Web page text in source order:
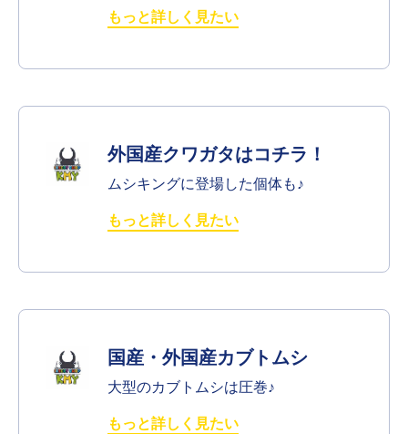
もっと詳しく見たい
外国産クワガタはコチラ！
ムシキングに登場した個体も♪
もっと詳しく見たい
国産・外国産カブトムシ
大型のカブトムシは圧巻♪
もっと詳しく見たい